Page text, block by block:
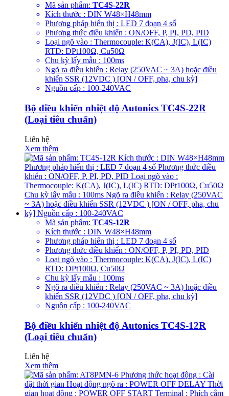
Mã sản phẩm: TC4S-22R
Kích thước : DIN W48×H48mm
Phương pháp hiển thị : LED 7 đoạn 4 số
Phương thức điều khiển : ON/OFF, P, PI, PD, PID
Loại ngõ vào : Thermocouple: K(CA), J(IC), L(IC)
RTD: DPt100Ω, Cu50Ω
Chu kỳ lấy mẫu : 100ms
Ngõ ra điều khiển : Relay (250VAC ~ 3A) hoặc điều
khiển SSR (12VDC ) [ON / OFF, pha, chu kỳ]
Nguồn cấp : 100-240VAC
Bộ điều khiển nhiệt độ Autonics TC4S-22R
(Loại tiêu chuẩn)
Liên hệ
Xem thêm
Mã sản phẩm: TC4S-12R
Kích thước : DIN W48×H48mm
Phương pháp hiển thị : LED 7 đoạn 4 số
Phương thức điều khiển : ON/OFF, P, PI, PD, PID
Loại ngõ vào : Thermocouple: K(CA), J(IC), L(IC)
RTD: DPt100Ω, Cu50Ω
Chu kỳ lấy mẫu : 100ms
Ngõ ra điều khiển : Relay (250VAC ~ 3A) hoặc điều
khiển SSR (12VDC ) [ON / OFF, pha, chu kỳ]
Nguồn cấp : 100-240VAC
Bộ điều khiển nhiệt độ Autonics TC4S-12R
(Loại tiêu chuẩn)
Liên hệ
Xem thêm